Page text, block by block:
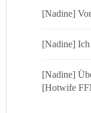
[Nadine]
[Nadine]
[Nadine]
[Hotwife